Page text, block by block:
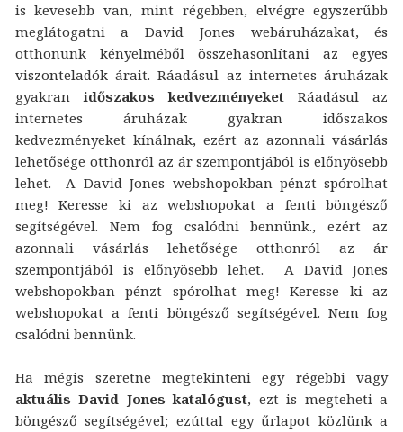
is kevesebb van, mint régebben, elvégre egyszerűbb
meglátogatni a David Jones webáruházakat, és
otthonunk kényelméből összehasonlítani az egyes
viszonteladók árait. Ráadásul az internetes áruházak
gyakranidőszakos kedvezményeket Ráadásul az
internetes áruházak gyakran időszakos
kedvezményeket kínálnak, ezért az azonnali vásárlás
lehetősége otthonról az ár szempontjából is előnyösebb
lehet. A David Jones webshopokban pénzt spórolhat
meg! Keresse ki az webshopokat a fenti böngésző
segítségével. Nem fog csalódni bennünk., ezért az
azonnali vásárlás lehetősége otthonról az ár
szempontjából is előnyösebb lehet. A David Jones
webshopokban pénzt spórolhat meg! Keresse ki az
webshopokat a fenti böngésző segítségével. Nem fog
csalódni bennünk.
Ha mégis szeretne megtekinteni egy régebbi vagy
aktuális David Jones katalógust, ezt is megteheti a
böngésző segítségével; ezúttal egy űrlapot közlünk a